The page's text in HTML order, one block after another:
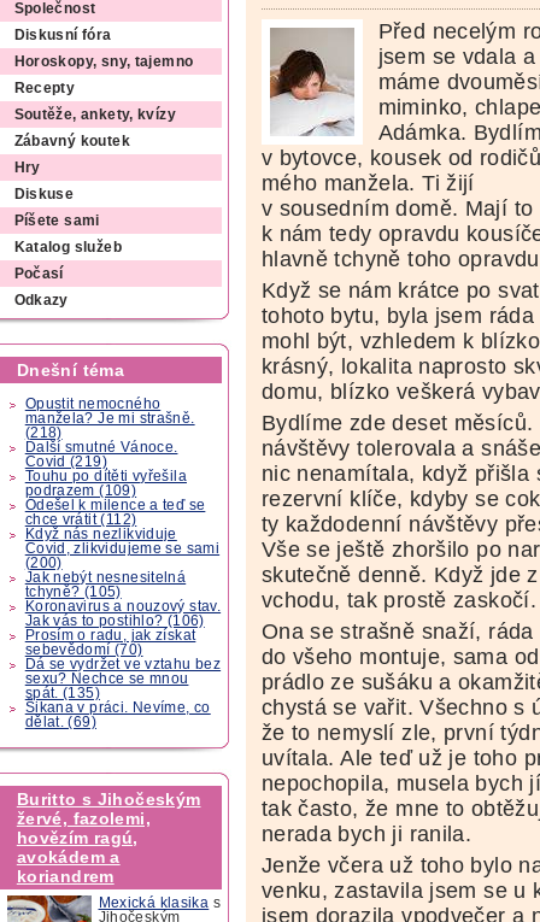
Společnost
Diskusní fóra
Horoskopy, sny, tajemno
Recepty
Soutěže, ankety, kvízy
Zábavný koutek
Hry
Diskuse
Píšete sami
Katalog služeb
Počasí
Odkazy
Dnešní téma
Opustit nemocného
manžela? Je mi strašně.
(218)
Další smutné Vánoce.
Covid (219)
Touhu po dítěti vyřešila
podrazem (109)
Odešel k milence a teď se
chce vrátit (112)
Když nás nezlikviduje
Covid, zlikvidujeme se sami
(200)
Jak nebýt nesnesitelná
tchyně? (105)
Koronavirus a nouzový stav.
Jak vás to postihlo? (106)
Prosím o radu, jak získat
sebevědomí (70)
Dá se vydržet ve vztahu bez
sexu? Nechce se mnou
spát. (135)
Šikana v práci. Nevíme, co
dělat. (69)
Buritto s Jihočeským
žervé, fazolemi,
hovězím ragú,
avokádem a
koriandrem
Mexická klasika s
Jihočeským
Před necelým
jsem se vdala
máme
miminko,
Adámka.
v bytovce, kousek od
mého manžela. Ti žijí
v sousedním domě. Mají to
k nám tedy opravdu
hlavně tchyně toho
Když se nám krátce po
tohoto bytu, byla jsem
mohl být, vzhledem k
krásný, lokalita naprosto
domu, blízko veškerá
Bydlíme zde deset
návštěvy tolerovala a
nic nenamítala, když
rezervní klíče, kdyby se
ty každodenní návštěvy
Vše se ještě zhoršilo po
skutečně denně. Když jde
vchodu, tak prostě
Ona se strašně snaží,
do všeho montuje, sama
prádlo ze sušáku a
chystá se vařit. Všechno s
že to nemyslí zle, první
uvítala. Ale teď už je toho
nepochopila, musela bych
tak často, že mne to
nerada bych ji ranila.
Jenže včera už toho bylo
venku, zastavila jsem se u
jsem dorazila vpodvečer a